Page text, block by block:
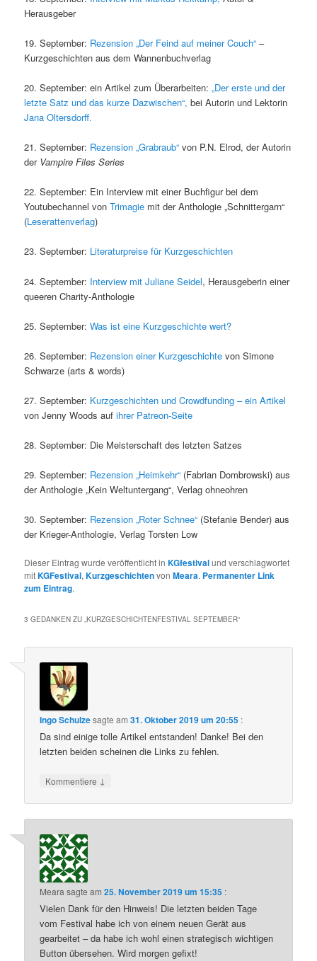
Herausgeber
19. September: Rezension „Der Feind auf meiner Couch“ –
Kurzgeschichten aus dem Wannenbuchverlag
20. September: ein Artikel zum Überarbeiten:„Der erste und der
letzte Satz und das kurze Dazwischen“, bei Autorin und Lektorin
Jana Oltersdorff.
21. September: Rezension „Grabraub“ von P.N. Elrod, der Autorin
derVampire Files Series
22. September: Ein Interview mit einer Buchfigur bei dem
Youtubechannel vonTrimagie mit der Anthologie „Schnittergarn“
(Leserattenverlag)
23. September: Literaturpreise für Kurzgeschichten
24. September: Interview mit Juliane Seidel, Herausgeberin einer
queeren Charity-Anthologie
25. September:Was ist eine Kurzgeschichte wert?
26. September: Rezension einer Kurzgeschichte von Simone
Schwarze (arts & words)
27. September: Kurzgeschichten und Crowdfunding – ein Artikel
von Jenny Woods aufihrer Patreon-Seite
28. September: Die Meisterschaft des letzten Satzes
29. September: Rezension „Heimkehr“ (Fabrian Dombrowski) aus
der Anthologie „Kein Weltuntergang“, Verlag ohneohren
30. September: Rezension „Roter Schnee“ (Stefanie Bender) aus
der Krieger-Anthologie, Verlag Torsten Low
Dieser Eintrag wurde veröffentlicht inKGfestivalund verschlagwortet
mitKGFestival,KurzgeschichtenvonMeara. Permanenter Link
zum Eintrag.
3 GEDANKEN ZU „KURZGESCHICHTENFESTIVAL SEPTEMBER“
Ingo Schulzesagte am31. Oktober 2019 um 20:55 :
Da sind einige tolle Artikel entstanden! Danke! Bei den
letzten beiden scheinen die Links zu fehlen.
Kommentiere ↓
Meara sagte am25. November 2019 um 15:35 :
Vielen Dank für den Hinweis! Die letzten beiden Tage
vom Festival habe ich von einem neuen Gerät aus
gearbeitet – da habe ich wohl einen strategisch wichtigen
Button übersehen. Wird morgen gefixt!